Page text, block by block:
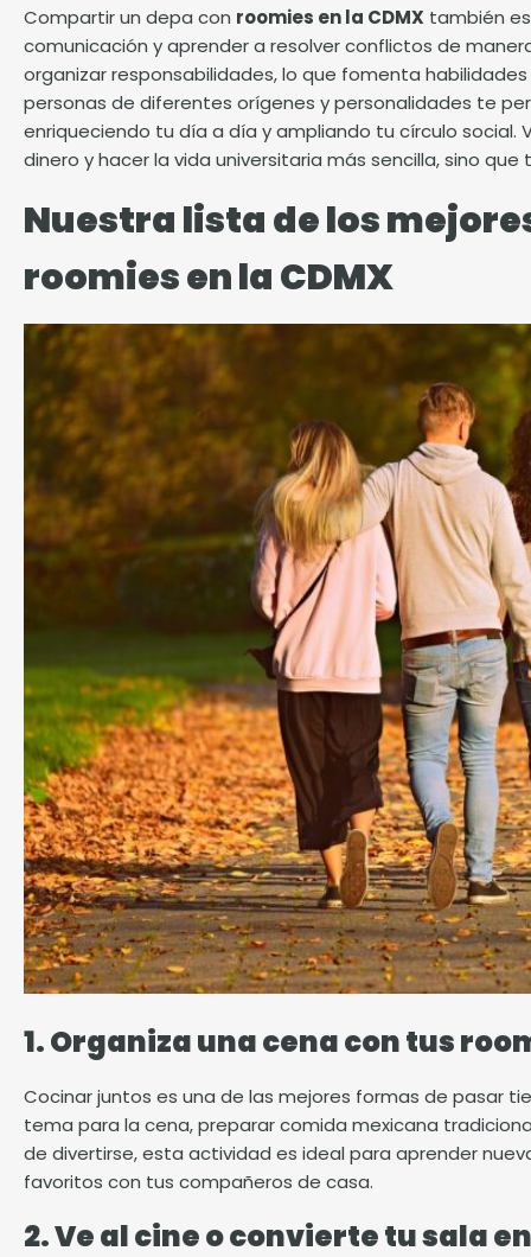
Compartir un depa con roomies en la CDMX también
comunicación y aprender a resolver conflictos de
organizar responsabilidades, lo que fomenta
personas de diferentes orígenes y personalidades te
enriqueciendo tu día a día y ampliando tu círculo social.
dinero y hacer la vida universitaria más sencilla, sino
Nuestra lista de los
roomies en la CDMX
1. Organiza una cena con tus
Cocinar juntos es una de las mejores formas de pasar
tema para la cena, preparar comida mexicana
de divertirse, esta actividad es ideal para aprender
favoritos con tus compañeros de casa.
2. Ve al cine o convierte tu sala